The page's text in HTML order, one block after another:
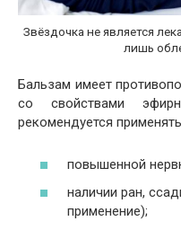
Звёздочка не является
лишь
Бальзам имеет
со свойствами
рекомендуется
повышенной
наличии ран,
применение);